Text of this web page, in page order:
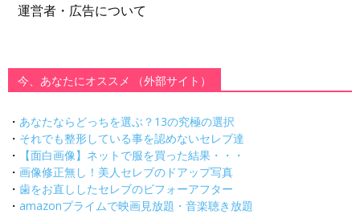
運営者・広告について
今、あなたにオススメ （外部サイト）
・ あなたならどっちを選ぶ？13の究極の選択
・ それでも整形している事を認めないセレブ達
・
【面白画像】ネットで服を買った結果・・・
・ 画像修正無し！美人セレブのドアップ写真
・ 歯をお直ししたセレブのビフォーアフター
・ amazonプライムで映画見放題・音楽聴き放題